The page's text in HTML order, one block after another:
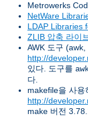
Metrowerks
NetWare
LDAP Libraries
ZLIB 압축 라이
AWK 도구
http://
있다. 도구를
다.
makefile을 사용
http://
make 버전